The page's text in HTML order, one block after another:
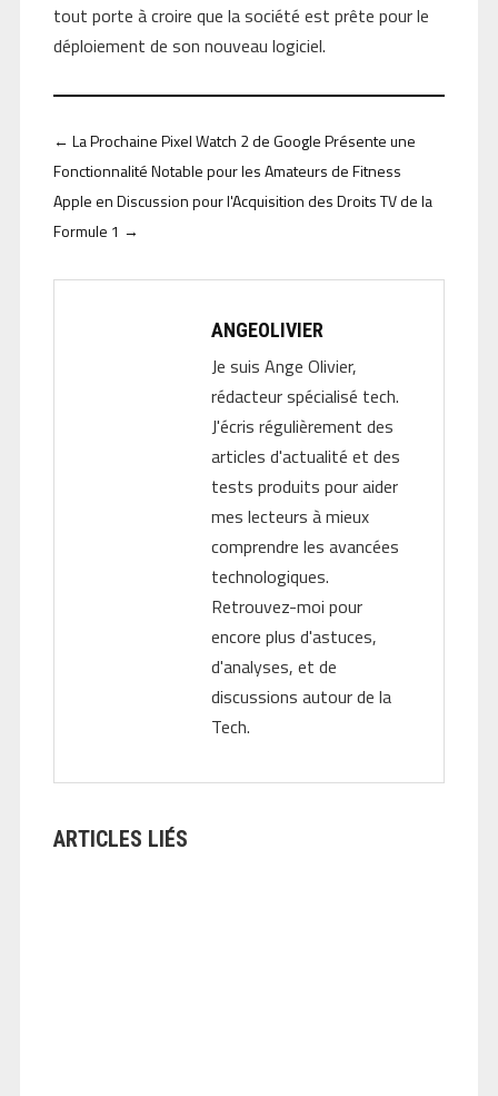
tout porte à croire que la société est prête pour le
déploiement de son nouveau logiciel.
← La Prochaine Pixel Watch 2 de Google Présente une
Fonctionnalité Notable pour les Amateurs de Fitness
Apple en Discussion pour l'Acquisition des Droits TV de la
Formule 1 →
ANGEOLIVIER
Je suis Ange Olivier,
rédacteur spécialisé tech.
J'écris régulièrement des
articles d'actualité et des
tests produits pour aider
mes lecteurs à mieux
comprendre les avancées
technologiques.
Retrouvez-moi pour
encore plus d'astuces,
d'analyses, et de
discussions autour de la
Tech.
ARTICLES LIÉS